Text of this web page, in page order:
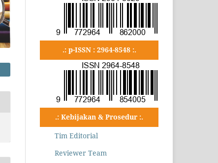
.: p-ISSN : 2964-8548 :.
.: Kebijakan & Prosedur :.
Tim Editorial
Reviewer Team